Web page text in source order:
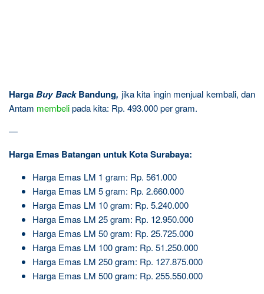
HargaBuy BackBandung, jika kita ingin menjual kembali, dan
Antam membelipada kita: Rp. 493.000 per gram.
—
Harga Emas Batangan untuk Kota Surabaya:
Harga Emas LM 1 gram: Rp. 561.000
Harga Emas LM 5 gram: Rp. 2.660.000
Harga Emas LM 10 gram: Rp. 5.240.000
Harga Emas LM 25 gram: Rp. 12.950.000
Harga Emas LM 50 gram: Rp. 25.725.000
Harga Emas LM 100 gram: Rp. 51.250.000
Harga Emas LM 250 gram: Rp. 127.875.000
Harga Emas LM 500 gram: Rp. 255.550.000